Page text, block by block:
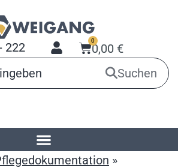
222 0,00 €
0
Suchen
»Arbeitsmittel für
»